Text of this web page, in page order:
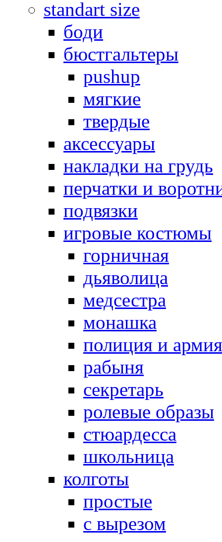
standart size
боди
бюстгальтеры
pushup
мягкие
твердые
аксессуары
накладки на грудь
перчатки и
подвязки
игровые костюмы
горничная
дьяволица
медсестра
монашка
полиция и армия
рабыня
секретарь
ролевые образы
стюардесса
школьница
колготы
простые
с вырезом